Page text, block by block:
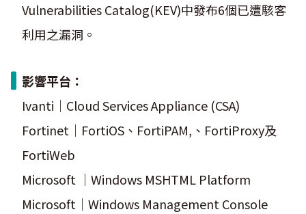
Vulnerabilities Catalog(KEV)中發布6個已遭駭客
利用之漏洞。
影響平台：
Ivanti｜Cloud Services Appliance (CSA)
Fortinet｜FortiOS、FortiPAM,、FortiProxy及
FortiWeb
Microsoft ｜Windows MSHTML Platform
Microsoft｜Windows Management Console